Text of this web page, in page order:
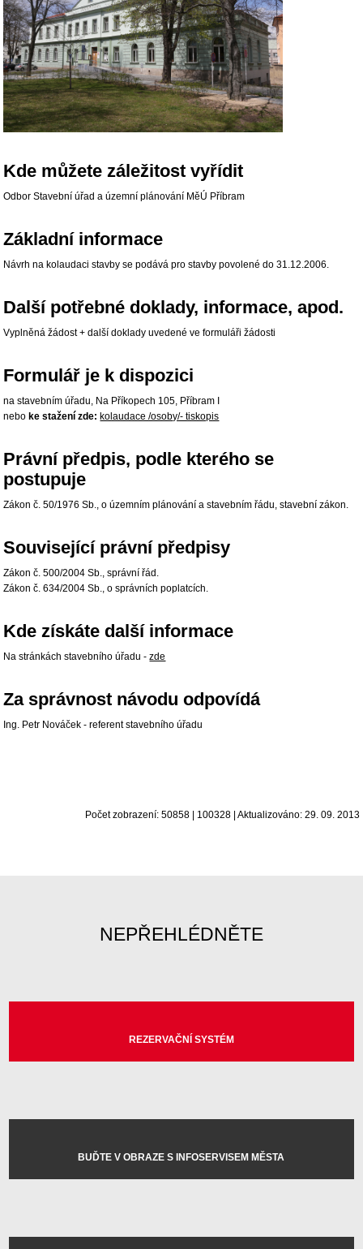
Kde můžete záležitost vyřídit
Odbor Stavební úřad a územní plánování MěÚ Příbram
Základní informace
Návrh na kolaudaci stavby se podává pro stavby povolené do 31.12.2006.
Další potřebné doklady, informace, apod.
Vyplněná žádost + další doklady uvedené ve formuláři žádosti
Formulář je k dispozici
na stavebním úřadu, Na Příkopech 105, Příbram I
nebo ke stažení zde: kolaudace /osoby/- tiskopis
Právní předpis, podle kterého se
postupuje
Zákon č. 50/1976 Sb., o územním plánování a stavebním řádu, stavební zákon.
Související právní předpisy
Zákon č. 500/2004 Sb., správní řád.
Zákon č. 634/2004 Sb., o správních poplatcích.
Kde získáte další informace
Na stránkách stavebního úřadu -zde
Za správnost návodu odpovídá
Ing. Petr Nováček - referent stavebního úřadu
Počet zobrazení: 50858 | 100328 | Aktualizováno: 29. 09. 2013
NEPŘEHLÉDNĚTE
REZERVAČNÍ SYSTÉM
BUĎTE V OBRAZE S INFOSERVISEM MĚSTA